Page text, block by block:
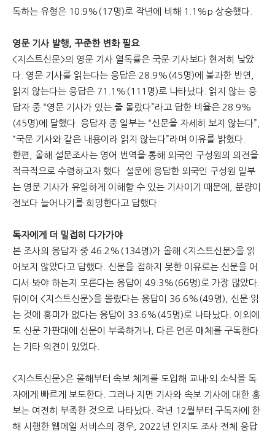
독하는 유형은 10.9%(17명)로 작년에 비해 1.1%p 상승했다.
영문 기사 발행, 꾸준한 변화 필요
<지스트신문>의 영문 기사 열독률은 국문 기사보다 현저히 낮았
다. 영문 기사를 읽는다는 응답은 28.9%(45명)에 불과한 반면,
읽지 않는다는 응답은 71.1%(111명)로 나타났다. 읽지 않는 응
답자 중 “영문 기사가 있는 줄 몰랐다”라고 답한 비율은 28.9%
(45명)에 달했다. 응답자 중 일부는 “신문을 자세히 보지 않는다”,
“국문 기사와 같은 내용이라 읽지 않는다”라며 이유를 밝혔다.
한편, 올해 설문조사는 영어 번역을 통해 외국인 구성원의 의견을
적극적으로 수렴하고자 했다. 설문에 응답한 외국인 구성원 일부
는 영문 기사가 유일하게 이해할 수 있는 기사이기 때문에, 분량이
전보다 늘어나기를 희망한다고 답했다.
독자에게 더 밀접히 다가가야
본 조사의 응답자 중 46.2%(134명)가 올해 <지스트신문>을 읽
어보지 않았다고 답했다. 신문을 접하지 못한 이유로는 신문을 어
디서 봐야 하는지 모른다는 응답이 49.3%(66명)로 가장 많았다.
뒤이어 <지스트신문>을 몰랐다는 응답이 36.6%(49명), 신문 읽
는 것에 흥미가 없다는 응답이 33.6%(45명)로 나타났다. 이외에
도 신문 가판대에 신문이 부족하거나, 다른 언론 매체를 구독한다
는 기타 의견이 있었다.
<지스트신문>은 올해부터 속보 체계를 도입해 교내·외 소식을 독
자에게 빠르게 보도한다. 그러나 지면 기사와 속보 기사에 대한 홍
보는 여전히 부족한 것으로 나타났다. 작년 12월부터 구독자에 한
해 시행한 웹메일 서비스의 경우, 2022년 인지도 조사 전체 응답